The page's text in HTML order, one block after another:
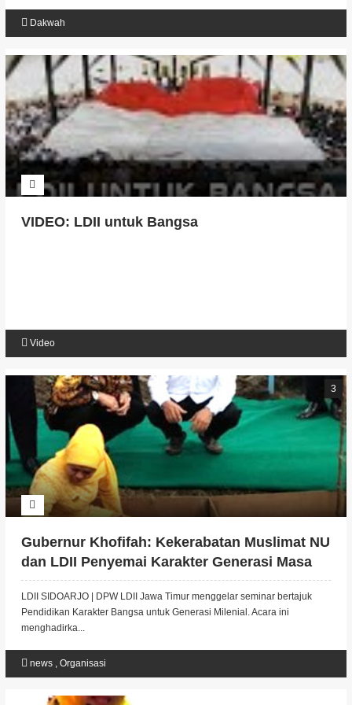
Dakwah
VIDEO: LDII untuk Bangsa
Video
3
Gubernur Khofifah: Kekerabatan Muslimat NU
dan LDII Penyemai Karakter Generasi Masa
Depan
LDII SIDOARJO | DPW LDII Jawa Timur menggelar seminar bertajuk
Pendidikan Karakter Bangsa untuk Generasi Milenial. Acara ini
menghadirka...
news , Organisasi